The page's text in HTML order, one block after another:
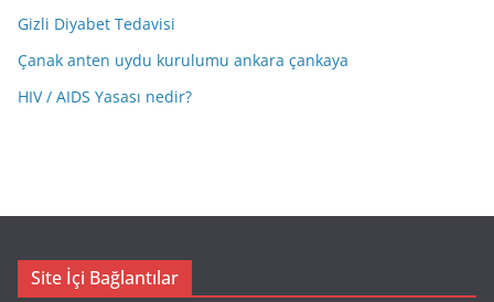
Gizli Diyabet Tedavisi
Çanak anten uydu kurulumu ankara çankaya
HIV / AIDS Yasası nedir?
Site İçi Bağlantılar